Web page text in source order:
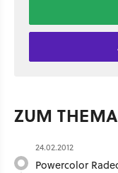
ZUM THEMA
24.02.2012
Powercolor